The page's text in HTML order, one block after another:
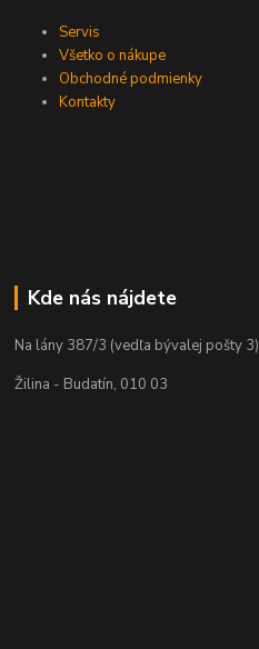
Servis
Všetko o nákupe
Obchodné podmienky
Kontakty
Kde nás nájdete
Na lány 387/3 (vedľa bývalej pošty 3)
Žilina - Budatín, 010 03